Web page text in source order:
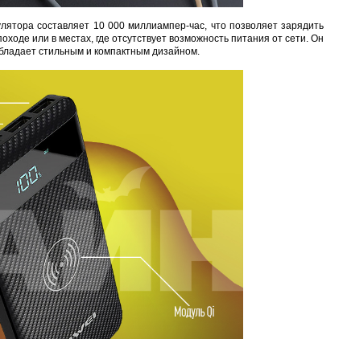
составляет 10 000 миллиампер-час, что позволяет зарядить
или в местах, где отсутствует возможность питания от сети. Он
стильным и компактным дизайном.